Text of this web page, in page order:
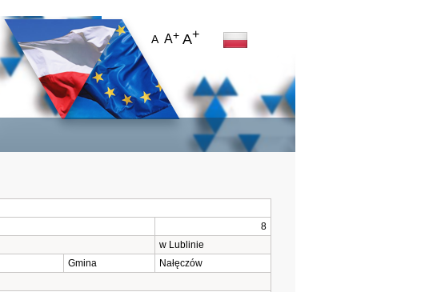
A A+ A+
8
w Lublinie
Gmina
Nałęczów